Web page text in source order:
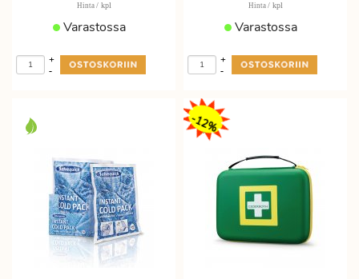
Hinta / kpl
Varastossa
-
+
Hinta / kpl
Varastossa
-
+
-12%